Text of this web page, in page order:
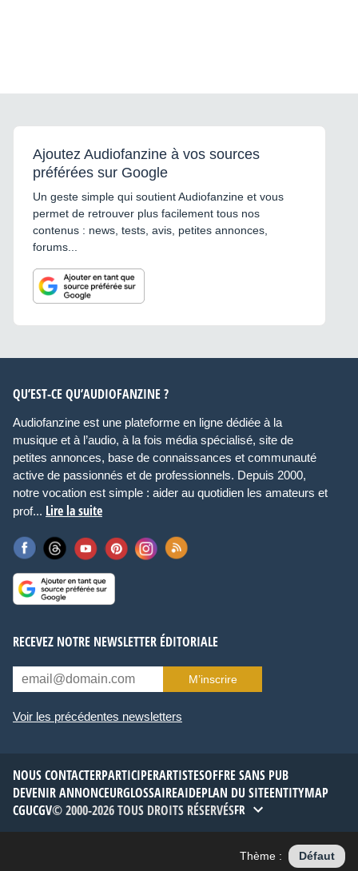
Ajoutez Audiofanzine à vos sources
préférées sur Google
Un geste simple qui soutient Audiofanzine et vous
permet de retrouver plus facilement tous nos
contenus : news, tests, avis, petites annonces,
forums...
QU’EST-CE QU’AUDIOFANZINE ?
Audiofanzine est une plateforme en ligne dédiée à la
musique et à l’audio, à la fois média spécialisé, site de
petites annonces, base de connaissances et communauté
active de passionnés et de professionnels. Depuis 2000,
notre vocation est simple : aider au quotidien les amateurs et
prof... Lire la suite
RECEVEZ NOTRE NEWSLETTER ÉDITORIALE
M’inscrire
Voir les précédentes newsletters
NOUS CONTACTERPARTICIPERARTISTESOFFRE SANS PUB
DEVENIR ANNONCEURGLOSSAIREAIDEPLAN DU SITEENTITYMAP
CGUCGV© 2000-2026 TOUS DROITS RÉSERVÉSFR
Thème : Défaut